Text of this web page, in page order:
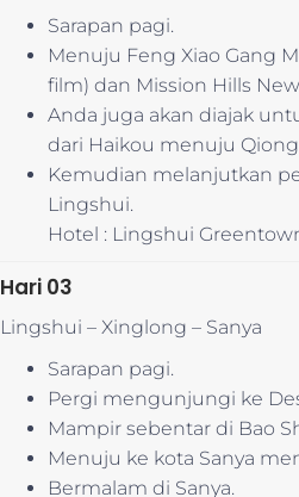
Sarapan pagi.
Menuju Feng Xiao Gang
film) dan Mission Hills
Anda juga akan diajak
dari Haikou menuju
Kemudian melanjutkan
Lingshui.
Hotel : Lingshui
Hari 03
Lingshui – Xinglong – Sanya
Sarapan pagi.
Pergi mengunjungi ke
Mampir sebentar di Bao
Menuju ke kota Sanya
Bermalam di Sanya.